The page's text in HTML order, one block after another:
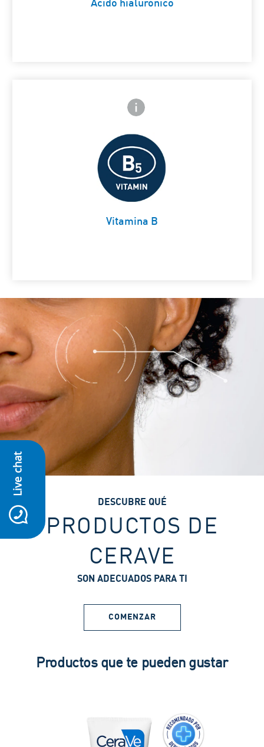
Live chat
icon-whatsapp
Icono de información frontal
Vitamina B
Ayuda a calmar la piel
DESCUBRE QUÉ
PRODUCTOS DE
CERAVE
SON ADECUADOS PARA TI
COMENZAR
Productos que te pueden gustar